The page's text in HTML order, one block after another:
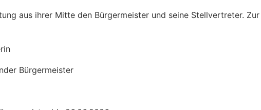
aus ihrer Mitte den Bürgermeister und seine Stellvertreter. Zur
Bürgermeister